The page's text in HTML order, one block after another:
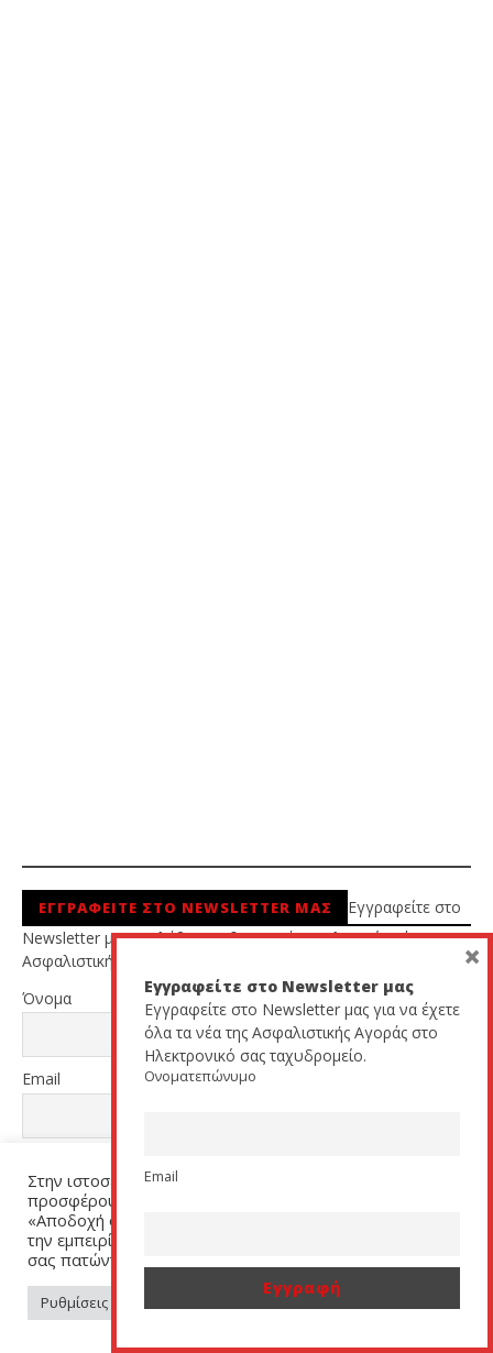
ΕΓΓΡΑΦΕΙΤΕ ΣΤΟ NEWSLETTER ΜΑΣ
Εγγραφείτε στο
Newsletter μας και λάβετε καθημερινά τα τελευταία νέα της
Ασφαλιστικής Αγοράς στο email σας.
Όνομα
Email
Ιδιότητα
Στην ιστοσελίδα μας χρησιμοποιούμε cookies για να σας
προσφέρουμε μία εξατομικευμένη εμπειρία. Πατήστε
«Αποδοχή όλων» για να μας βοηθήσετε να βελτιώσουμε
την εμπειρία σας. Μπορείτε να αλλάξετε τις ρυθμίσεις
σας πατώντας στον σύνδεσμο (link) «Ρυθμίσεις Cookies».
Ρυθμίσεις Cookies Αποδοχή όλων
Εγγραφείτε στο Newsletter μας
Εγγραφείτε στο Newsletter μας για να έχετε
όλα τα νέα της Ασφαλιστικής Αγοράς στο
Ηλεκτρονικό σας ταχυδρομείο.
Ονοματεπώνυμο
Email
×